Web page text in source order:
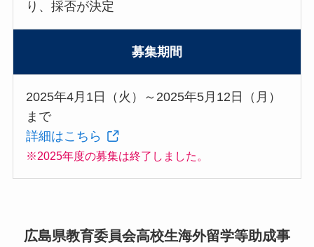
り、採否が決定
募集期間
2025年4月1日（火）～2025年5月12日（月）
まで
詳細はこちら
※2025年度の募集は終了しました。
広島県教育委員会高校生海外留学等助成事